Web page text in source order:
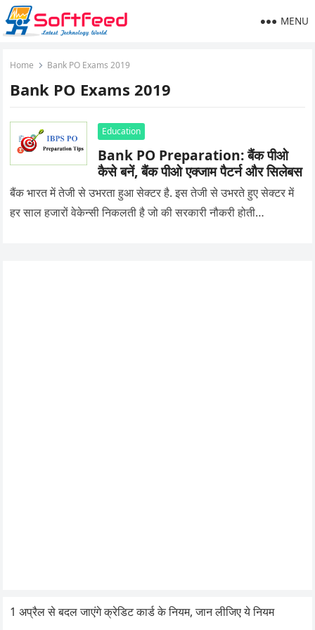
MENU
Home Bank PO Exams 2019
Bank PO Exams 2019
Education
Bank PO Preparation: बैंक पीओ
कैसे बनें, बैंक पीओ एक्जाम पैटर्न और सिलेबस
बैंक भारत में तेजी से उभरता हुआ सेक्टर है. इस तेजी से उभरते हुए सेक्टर में
हर साल हजारों वेकेन्सी निकलती है जो की सरकारी नौकरी होती…
1 अप्रैल से बदल जाएंगे क्रेडिट कार्ड के नियम, जान लीजिए ये नियम